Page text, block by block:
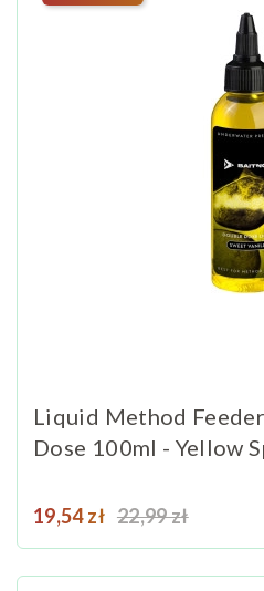
Liquid Method
Dose 100ml - Yellow
Cena
19,54 zł Cena
22,99 zł